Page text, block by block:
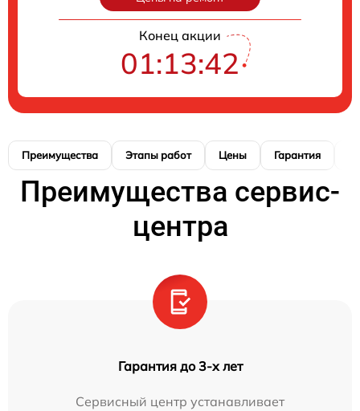
Конец акции
01:13:41
Преимущества Этапы работ Цены Гарантия
Преимущества сервис-
центра
Гарантия до 3-х лет
Сервисный центр устанавливает